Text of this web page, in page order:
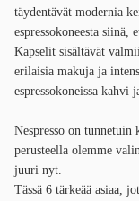
täydentävät modernia
espressokoneesta siinä,
Kapselit sisältävät
erilaisia makuja ja
espressokoneissa kahvi
Nespresso on
perusteella olemme
juuri nyt.
Tässä 6 tärkeää asiaa,